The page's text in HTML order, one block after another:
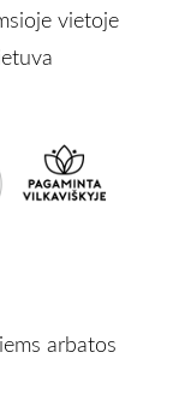
vietoje
arbatos